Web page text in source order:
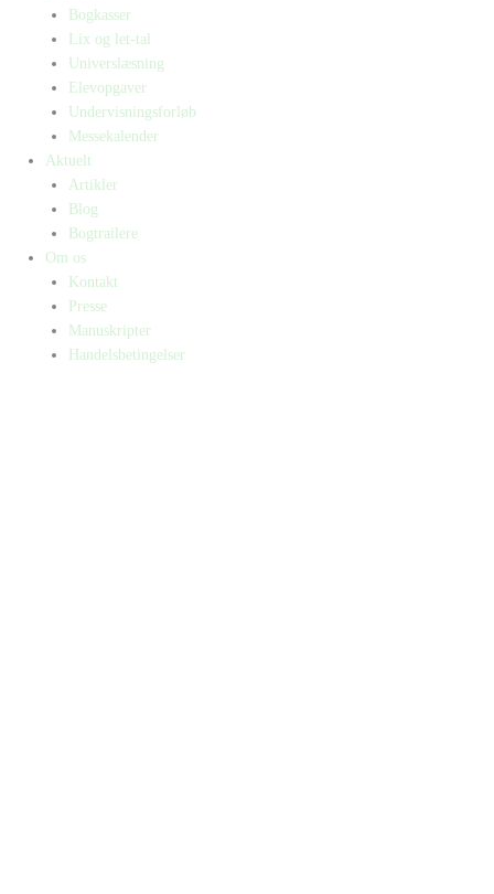
Bogkasser
Lix og let-tal
Universlæsning
Elevopgaver
Undervisningsforløb
Messekalender
Aktuelt
Artikler
Blog
Bogtrailere
Om os
Kontakt
Presse
Manuskripter
Handelsbetingelser